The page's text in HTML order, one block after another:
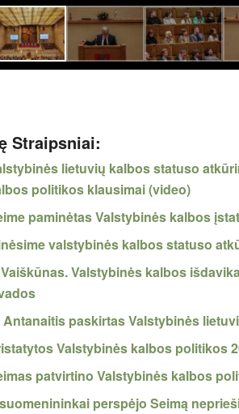
Straipsniai:
lietuvių kalbos statuso
politikos klausimai (video)
paminėtas Valstybinės kalbos
valstybinės kalbos statuso
Valstybinės kalbos
Antanaitis paskirtas Valstybinės
Valstybinės kalbos politikos
patvirtino Valstybinės kalbos
perspėjo Seimą